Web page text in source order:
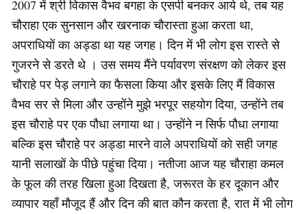
2007 में श्री विकास वैभव बगहा के एसपी बनकर आये थे, तब यह
चौराहा एक सुनसान और खरनाक चौरास्ता हुआ करता था,
अपराधियों का अड्डा था यह जगह। दिन में भी लोग इस रास्ते से
गुजरने से डरते थे । उस समय मैंने पर्यावरण संरक्षण को लेकर इस
चौराहे पर पेड़ लगाने का फैसला किया और इसके लिए मैं विकास
वैभव सर से मिला और उन्होंने मुझे भरपूर सहयोग दिया, उन्होंने तब
इस चौराहे पर एक पौधा लगाया था। उन्होंने न सिर्फ पौधा लगाया
बल्कि इस चौराहे पर अड्डा मारने वाले अपराधियों को सही जगह
यानी सलाखों के पीछे पहुंचा दिया। नतीजा आज यह चौराहा कमल
के फूल की तरह खिला हुआ दिखता है, जरूरत के हर दूकान और
व्यापार यहाँ मौजूद हैं और दिन की बात कौन करता है, रात में भी लोग